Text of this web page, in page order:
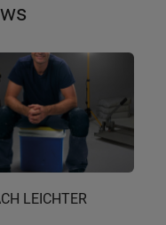
LEICHTER